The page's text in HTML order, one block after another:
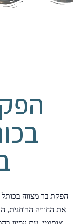
הפקת בר מצווה בכותל
את החוויה הרוחנית,